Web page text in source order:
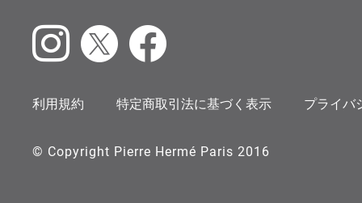
利用規約 特定商取引法に基づく表示 プライバ
© Copyright Pierre Hermé Paris 2016